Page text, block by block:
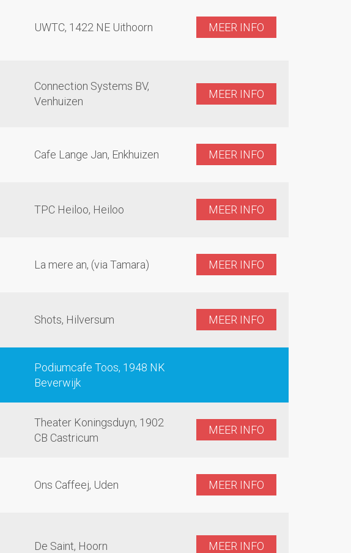
UWTC, 1422 NE Uithoorn MEER INFO
Connection Systems BV,
Venhuizen
MEER INFO
Cafe Lange Jan, Enkhuizen MEER INFO
TPC Heiloo, Heiloo MEER INFO
La mere an, (via Tamara) MEER INFO
Shots, Hilversum MEER INFO
Podiumcafe Toos, 1948 NK
Beverwijk
Theater Koningsduyn, 1902
CB Castricum
MEER INFO
Ons Caffeej, Uden MEER INFO
De Saint, Hoorn MEER INFO